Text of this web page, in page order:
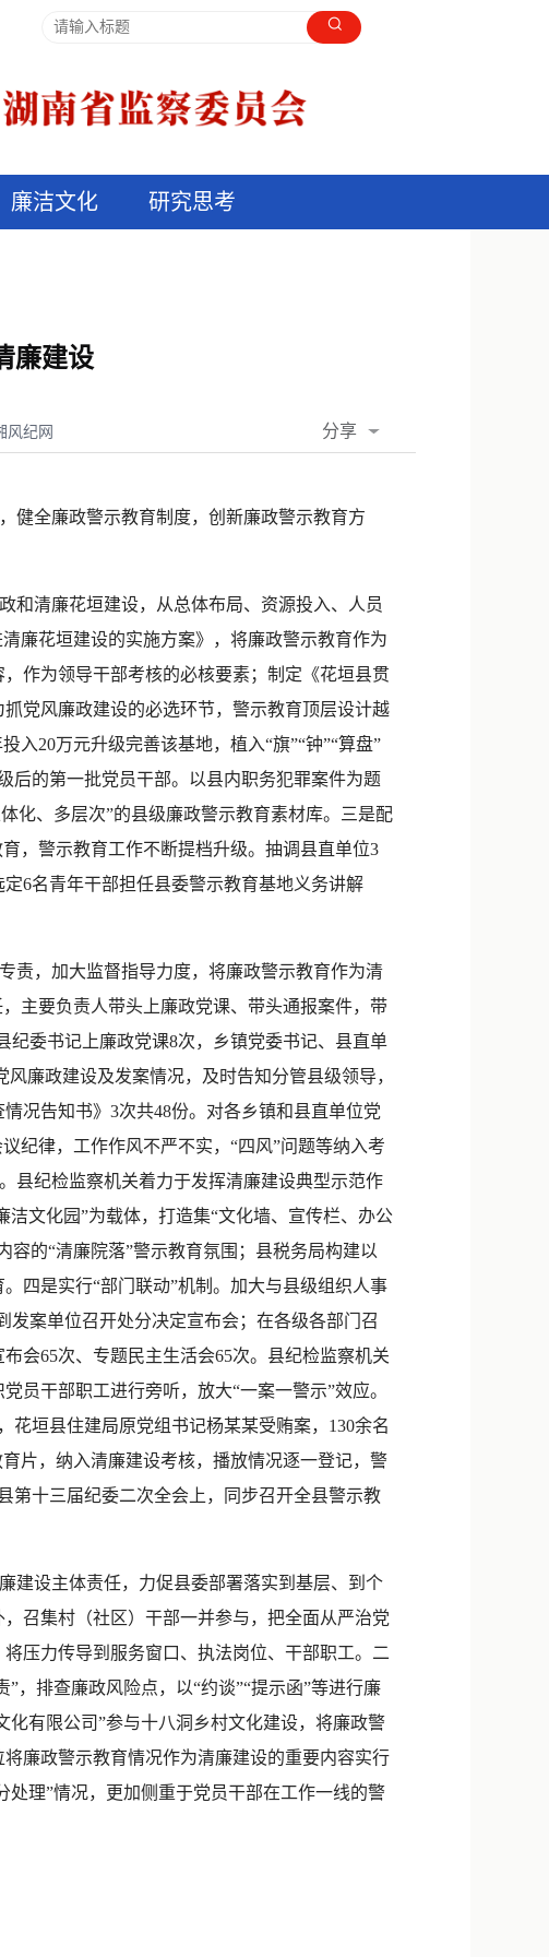
廉洁文化 研究思考
廉建设
风纪网 分享
新浪微博
微信
全廉政警示教育制度，创新廉政警示教育方
和清廉花垣建设，从总体布局、资源投入、人员
廉花垣建设的实施方案》，将廉政警示教育作为
作为领导干部考核的必核要素；制定《花垣县贯
党风廉政建设的必选环节，警示教育顶层设计越
入20万元升级完善该基地，植入“旗”“钟”“算盘”
后的第一批党员干部。以县内职务犯罪案件为题
化、多层次”的县级廉政警示教育素材库。三是配
，警示教育工作不断提档升级。抽调县直单位3
6名青年干部担任县委警示教育基地义务讲解
责，加大监督指导力度，将廉政警示教育作为清
主要负责人带头上廉政党课、带头通报案件，带
纪委书记上廉政党课8次，乡镇党委书记、县直单
廉政建设及发案情况，及时告知分管县级领导，
况告知书》3次共48份。对各乡镇和县直单位党
纪律，工作作风不严不实，“四风”问题等纳入考
县纪检监察机关着力于发挥清廉建设典型示范作
文化园”为载体，打造集“文化墙、宣传栏、办公
的“清廉院落”警示教育氛围；县税务局构建以
四是实行“部门联动”机制。加大与县级组织人事
发案单位召开处分决定宣布会；在各级各部门召
会65次、专题民主生活会65次。县纪检监察机关
员干部职工进行旁听，放大“一案一警示”效应。
花垣县住建局原党组书记杨某某受贿案，130余名
片，纳入清廉建设考核，播放情况逐一登记，警
第十三届纪委二次全会上，同步召开全县警示教
建设主体责任，力促县委部署落实到基层、到个
召集村（社区）干部一并参与，把全面从严治党
压力传导到服务窗口、执法岗位、干部职工。二
，排查廉政风险点，以“约谈”“提示函”等进行廉
有限公司”参与十八洞乡村文化建设，将廉政警
廉政警示教育情况作为清廉建设的重要内容实行
理”情况，更加侧重于党员干部在工作一线的警